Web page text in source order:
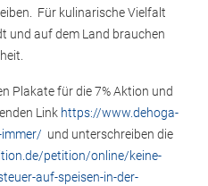
Für kulinarische Vielfalt
und auf dem Land brauchen
Plakate für die 7% Aktion und
Link https://www.dehoga-
und unterschreiben die
petition/online/keine-
auf-speisen-in-der-